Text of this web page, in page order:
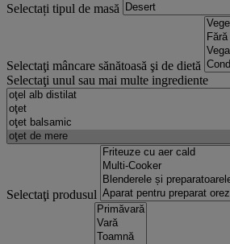
Selectați tipul de masă
Selectaţi mâncare sănătoasă şi de dietă
Selectaţi unul sau mai multe ingrediente
Selectaţi produsul